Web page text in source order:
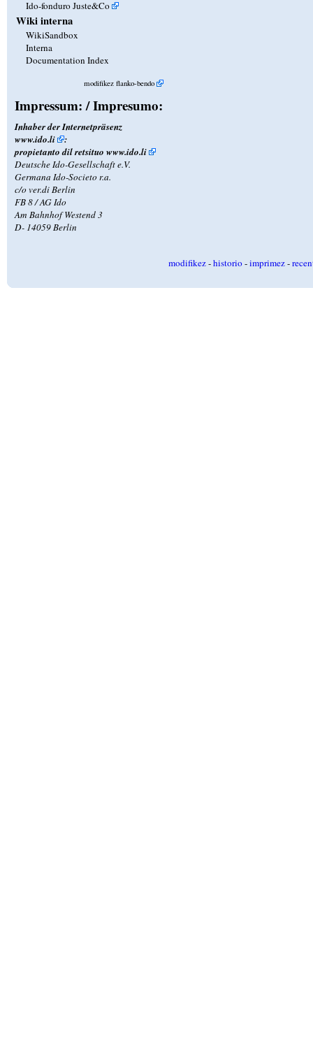
Ido-fonduro Juste&Co
Wiki interna
WikiSandbox
Interna
Documentation Index
modifikez flanko-bendo
Impressum: / Impresumo:
Inhaber der Internetpräsenz
www.ido.li
:
propietanto dil retsituo www.ido.li
Deutsche Ido-Gesellschaft e.V.
Germana Ido-Societo r.a.
c/o ver.di Berlin
FB 8 / AG Ido
Am Bahnhof Westend 3
D- 14059 Berlin
modifikez-historio-imprimez-